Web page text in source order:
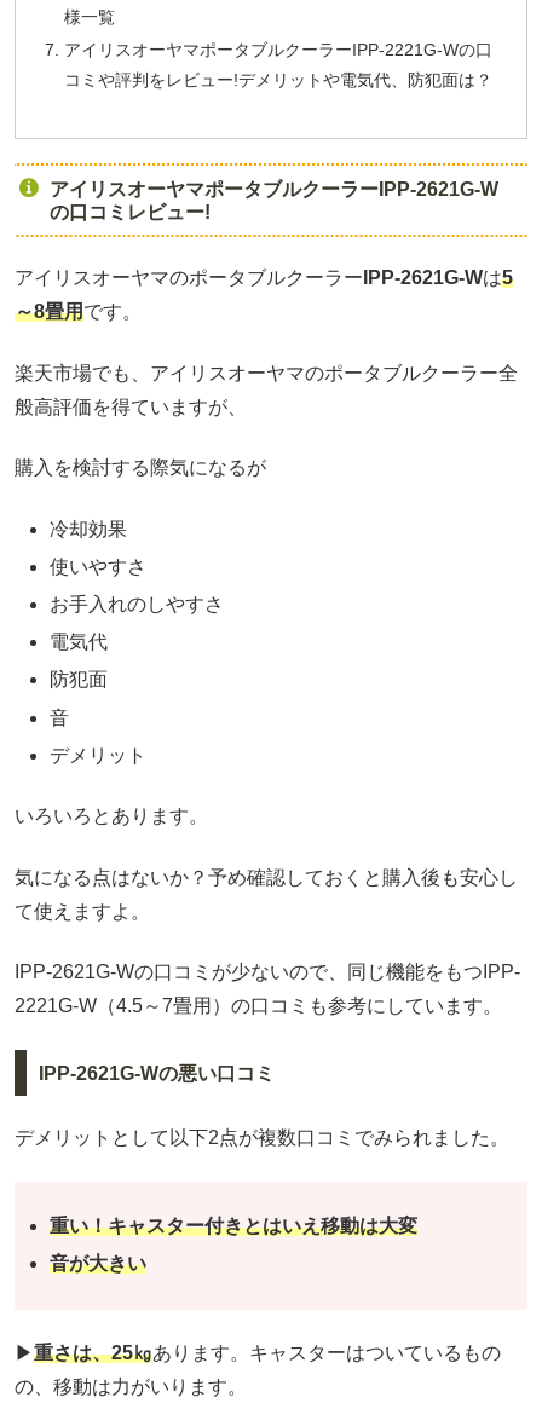
様一覧
アイリスオーヤマポータブルクーラーIPP-2221G-Wの口
コミや評判をレビュー!デメリットや電気代、防犯面は？
アイリスオーヤマポータブルクーラーIPP-2621G-W
の口コミレビュー!
アイリスオーヤマのポータブルクーラー IPP-2621G-Wは5
～8畳用です。
楽天市場でも、アイリスオーヤマのポータブルクーラー全
般高評価を得ていますが、
購入を検討する際気になるが
冷却効果
使いやすさ
お手入れのしやすさ
電気代
防犯面
音
デメリット
いろいろとあります。
気になる点はないか？予め確認しておくと購入後も安心し
て使えますよ。
IPP-2621G-Wの口コミが少ないので、同じ機能をもつIPP-
2221G-W（4.5～7畳用）の口コミも参考にしています。
IPP-2621G-Wの悪い口コミ
デメリットとして以下2点が複数口コミでみられました。
重い！キャスター付きとはいえ移動は大変
音が大きい
▶重さは、25㎏あります。キャスターはついているもの
の、移動は力がいります。